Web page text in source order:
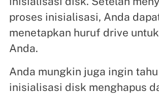
proses inisialisasi, Anda
menetapkan huruf drive
Anda.
Anda mungkin juga ingin
inisialisasi disk menghapus